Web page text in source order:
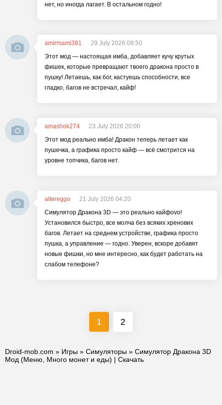
нет, но иногда лагает. В остальном годно!
amirmami381
29 July 2026 08:50
Этот мод — настоящая имба, добавляет кучу крутых
фишек, которые превращают твоего дракона просто в
пушку! Летаешь, как бог, кастуешь способности, все
гладко, багов не встречал, кайф!
amashok274
23 July 2026 20:00
Этот мод реально имба! Дракон теперь летает как
пушечка, а графика просто кайф — всё смотрится на
уровне топчика, багов нет.
altereggo
21 July 2026 04:20
Симулятор Дракона 3D — это реально кайфovo!
Установился быстро, все молча без всяких хренових
багов. Летает на среднем устройстве, графика просто
пушка, а управление — годно. Уверен, вскоре добавят
новые фишки, но мне интересно, как будет работать на
слабом телефоне?
1 2
Droid-mob.com » Игры » Симуляторы » Симулятор Дракона 3D
Мод (Меню, Много монет и еды) | Скачать